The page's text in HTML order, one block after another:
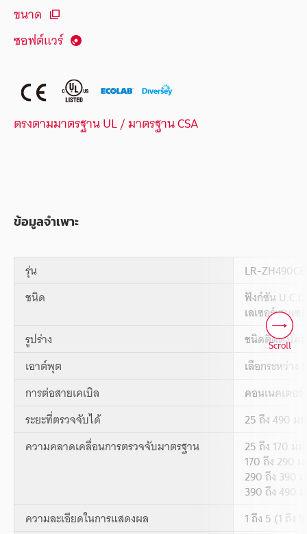
ขนาด
ซอฟต์แวร์
ตรงตามมาตรฐาน UL / มาตรฐาน CSA
ข้อมูลจำเพาะ
รุ่น LR-ZH490CB
ชนิด ฟังก์ชัน U.C.D.
เลเซอร์เซนเ
รูปร่าง
ชนิดติดตั้งโดย
เอาต์พุต
เลือกระหว่าง
การต่อสายเคเบิล
คอนเนคเตอร์
ระยะที่ตรวจจับได้
25 ถึง 490 ม
ความคลาดเคลื่อนการตรวจจับมาตรฐาน
25 ถึง 170 ม
170 ถึง 290
290 ถึง 390
390 ถึง 490
ความละเอียดในการแสดงผล
1 ถึง 5 (1 ถึง
Scroll